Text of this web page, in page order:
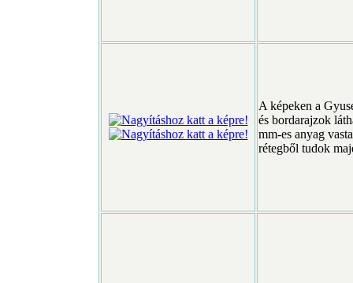
A képeken a
és bordarajzok
mm-es anyag
rétegből tudok